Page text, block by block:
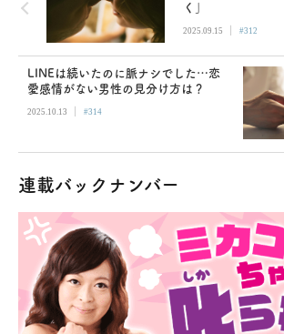
く」
2025.09.15 | #312
LINEは続いたのに脈ナシでした…恋
愛感情がない男性の見分け方は？
2025.10.13 | #314
連載バックナンバー